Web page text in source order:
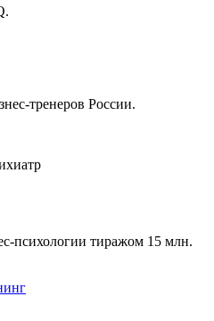
тренеров России.
психологии тиражом 15 млн.